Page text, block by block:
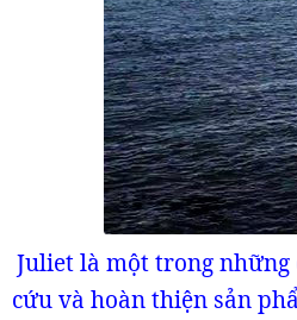
Juliet là một trong
cứu và hoàn thiện sản